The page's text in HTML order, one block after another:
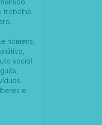
trabalho
homens,
social
e